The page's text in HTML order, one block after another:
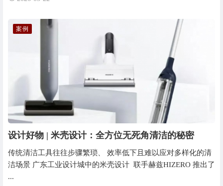
设计好物 | 米壳设计：全方位无死角清洁的秘密
传统清洁工具往往步骤繁琐、 效率低下且难以应对多样化的清
洁场景 广东工业设计城中的米壳设计 联手赫兹HIZERO 推出了
...
案例